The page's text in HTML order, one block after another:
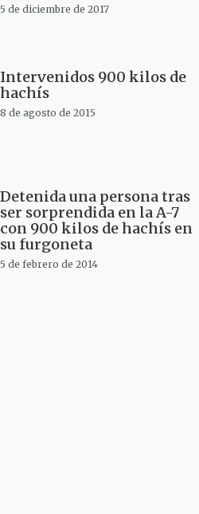
5 de diciembre de 2017
Intervenidos 900 kilos de
hachís
8 de agosto de 2015
Detenida una persona tras
ser sorprendida en la A-7
con 900 kilos de hachís en
su furgoneta
5 de febrero de 2014